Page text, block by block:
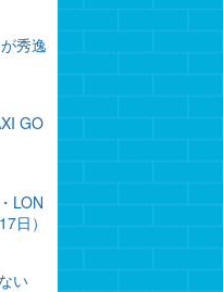
秀逸
GO
LON
日）
い